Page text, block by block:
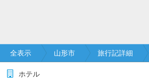
全表示 山形市 旅行記詳細
ホテル